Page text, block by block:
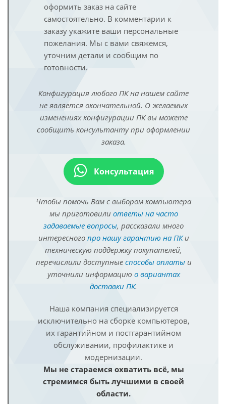
оформить заказ на сайте
самостоятельно. В комментарии к
заказу укажите ваши персональные
пожелания. Мы с вами свяжемся,
уточним детали и сообщим по
готовности.
Конфигурация любого ПК на нашем сайте
не является окончательной. О желаемых
изменениях конфигурации ПК вы можете
сообщить консультанту при оформлении
заказа.
Консультация
Чтобы помочь Вам с выбором компьютера
мы приготовили ответы на часто
задаваемые вопросы, рассказали много
интересного про нашу гарантию на ПКи
техническую поддержку покупателей,
перечислили доступные способы оплатыи
уточнили информацию о вариантах
доставки ПК.
Наша компания специализируется
исключительно на сборке компьютеров,
их гарантийном и постгарантийном
обслуживании, профилактике и
модернизации.
Мы не стараемся охватить всё, мы
стремимся быть лучшими в своей
области.